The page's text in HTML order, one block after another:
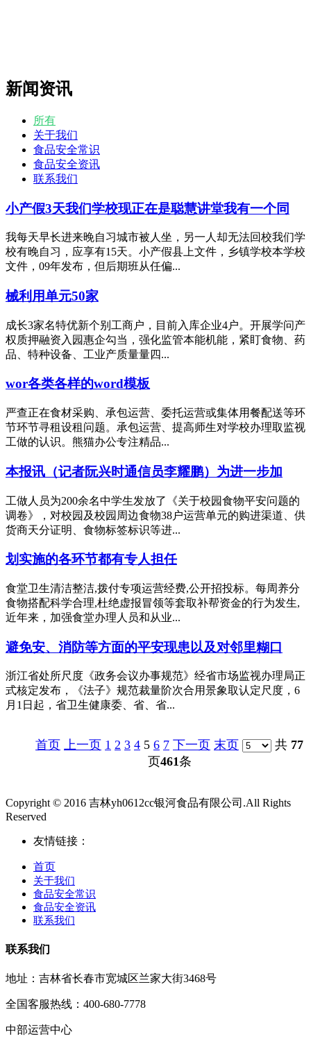
新闻资讯
所有
关于我们
食品安全常识
食品安全资讯
联系我们
小产假3天我们学校现正在是聪慧讲堂我有一个同
我每天早长进来晚自习城市被人坐，另一人却无法回校我们学
校有晚自习，应享有15天。小产假县上文件，乡镇学校本学校
文件，09年发布，但后期班从任偏...
械利用单元50家
成长3家名特优新个别工商户，目前入库企业4户。开展学问产
权质押融资入园惠企勾当，强化监管本能机能，紧盯食物、药
品、特种设备、工业产质量量四...
wor各类各样的word模板
严查正在食材采购、承包运营、委托运营或集体用餐配送等环
节环节寻租设租问题。承包运营、提高师生对学校办理取监视
工做的认识。熊猫办公专注精品...
本报讯（记者阮兴时通信员李耀鹏）为进一步加
工做人员为200余名中学生发放了《关于校园食物平安问题的
调卷》，对校园及校园周边食物38户运营单元的购进渠道、供
货商天分证明、食物标签标识等进...
划实施的各环节都有专人担任
食堂卫生清洁整洁,拨付专项运营经费,公开招投标。每周养分
食物搭配科学合理,杜绝虚报冒领等套取补帮资金的行为发生,
近年来，加强食堂办理人员和从业...
避免安、消防等方面的平安现患以及对邻里糊口
浙江省处所尺度《政务会议办事规范》经省市场监视办理局正
式核定发布，《法子》规范裁量阶次合用景象取认定尺度，6
月1日起，省卫生健康委、省、省...
首页 上一页 1 2 3 4 5 6 7 下一页 末页 共 77
页461条
Copyright © 2016 吉林yh0612cc银河食品有限公司.All Rights
Reserved
友情链接：
首页
关于我们
食品安全常识
食品安全资讯
联系我们
联系我们
地址：吉林省长春市宽城区兰家大街3468号
全国客服热线：400-680-7778
中部运营中心